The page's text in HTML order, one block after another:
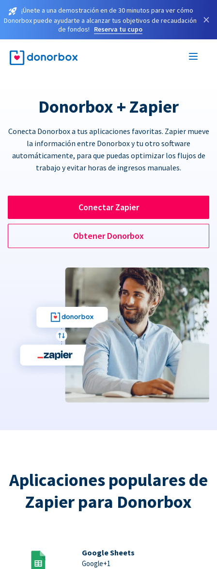
¡Únete a una demostración en de 30 minutos para ver cómo
Donorbox puede ayudarte a alcanzar tus objetivos de recaudación
de fondos!
Reserva tu cupo
×
Donorbox + Zapier
Conecta Donorbox a tus aplicaciones favoritas. Zapier mueve
la información entre Donorbox y tu otro software
automáticamente, para que puedas optimizar los flujos de
trabajo y evitar horas de ingresos manuales.
Conectar Zapier
Obtener Donorbox
Aplicaciones populares de
Zapier para Donorbox
Google Sheets
Google+1